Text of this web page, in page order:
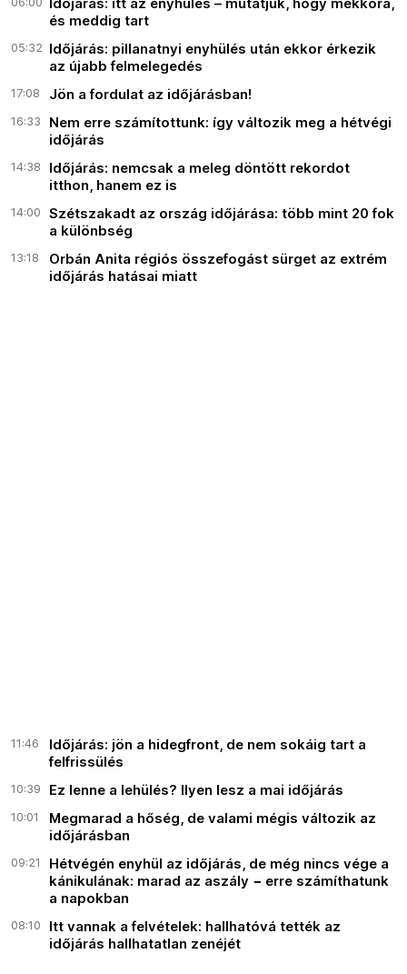
Időjárás: itt az enyhülés – mutatjuk, hogy mekkora,
és meddig tart
05:32 Időjárás: pillanatnyi enyhülés után ekkor érkezik
az újabb felmelegedés
17:08 Jön a fordulat az időjárásban!
16:33
Nem erre számítottunk: így változik meg a hétvégi
időjárás
14:38
Időjárás: nemcsak a meleg döntött rekordot
itthon, hanem ez is
14:00
Szétszakadt az ország időjárása: több mint 20 fok
a különbség
13:18
Orbán Anita régiós összefogást sürget az extrém
időjárás hatásai miatt
11:46
Időjárás: jön a hidegfront, de nem sokáig tart a
felfrissülés
10:39 Ez lenne a lehülés? Ilyen lesz a mai időjárás
10:01
Megmarad a hőség, de valami mégis változik az
időjárásban
09:21
Hétvégén enyhül az időjárás, de még nincs vége a
kánikulának: marad az aszály − erre számíthatunk
a napokban
08:10
Itt vannak a felvételek: hallhatóvá tették az
időjárás hallhatatlan zenéjét